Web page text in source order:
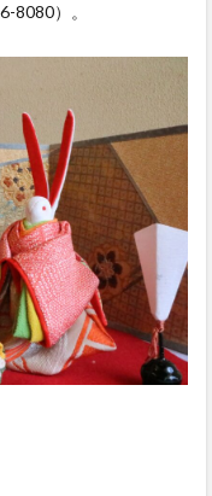
8080）。